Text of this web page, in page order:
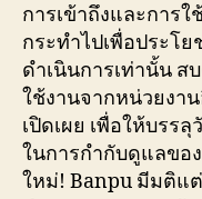
การเข้าถึงและการ
กระทำไปเพื่อประโ
ดำเนินการเท่านั้น
ใช้งานจากหน่วยงา
เปิดเผย เพื่อให้บรร
ในการกำกับดูแลขอ
ใหม่! Banpu มีมติแ